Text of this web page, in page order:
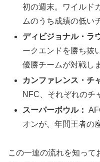
初の週末。ワイルド
ムのうち成績の低い
ディビジョナル・ラ
ークエンドを勝ち抜
優勝チームが対戦し
カンファレンス・チ
NFC、それぞれのチ
スーパーボウル：
オンが、年間王者の
この一連の流れを知って